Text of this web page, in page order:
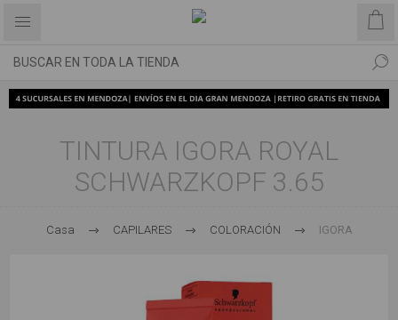
TINTURA IGORA ROYAL
SCHWARZKOPF 3.65
Casa CAPILARES COLORACIÓN IGORA